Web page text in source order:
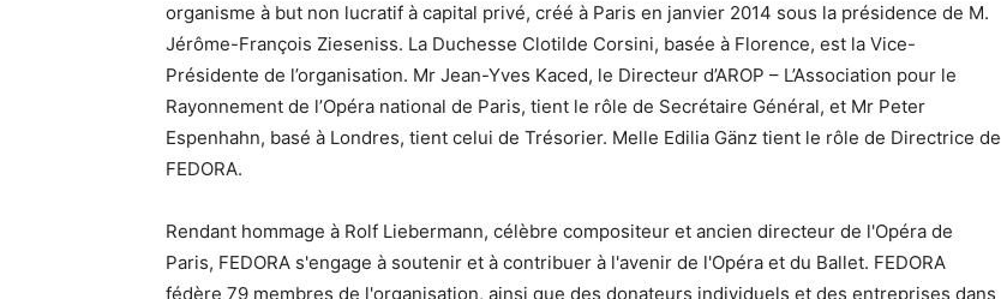
organisme à but non lucratif à capital privé, créé à Paris en janvier 2014 sous la présidence de M.
Jérôme-François Zieseniss. La Duchesse Clotilde Corsini, basée à Florence, est la Vice-
Présidente de l’organisation. Mr Jean-Yves Kaced, le Directeur d’AROP – L’Association pour le
Rayonnement de l’Opéra national de Paris, tient le rôle de Secrétaire Général, et Mr Peter
Espenhahn, basé à Londres, tient celui de Trésorier. Melle Edilia Gänz tient le rôle de Directrice de
FEDORA.
Rendant hommage à Rolf Liebermann, célèbre compositeur et ancien directeur de l'Opéra de
Paris, FEDORA s'engage à soutenir et à contribuer à l'avenir de l'Opéra et du Ballet. FEDORA
fédère 79 membres de l'organisation, ainsi que des donateurs individuels et des entreprises dans